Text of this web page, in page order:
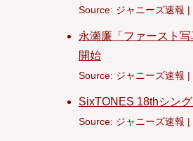
e
b
o
o
k
t
t
r
e
e
n
Source: ジャニーズ速報
永瀬廉「ファースト
開始
Source: ジャニーズ速報
SixTONES 18thシン
Source: ジャニーズ速報